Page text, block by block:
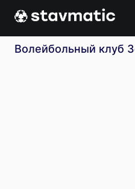
Волейбольный клуб